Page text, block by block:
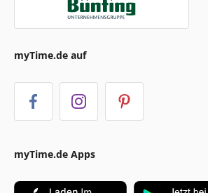
myTime.de auf
myTime.de Apps